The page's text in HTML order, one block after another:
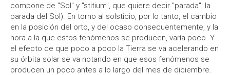
compone de "Sol" y "stitium", que quiere decir "parada": la
parada del Sol). En torno al solsticio, por lo tanto, el cambio
en la posición del orto, y del ocaso consecuentemente, y la
hora a la que estos fenómenos se producen, varía poco. Y
el efecto de que poco a poco la Tierra se va acelerando en
su órbita solar se va notando en que esos fenómenos se
producen un poco antes a lo largo del mes de diciembre.